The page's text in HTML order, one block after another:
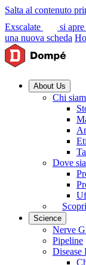
Salta al contenuto
Exscalate
si
una nuova scheda
About Us
Chi
Dove
Science
Nerve
Pipeline
Disease